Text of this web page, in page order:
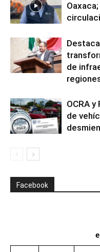
de
OCRA
de
Facebook